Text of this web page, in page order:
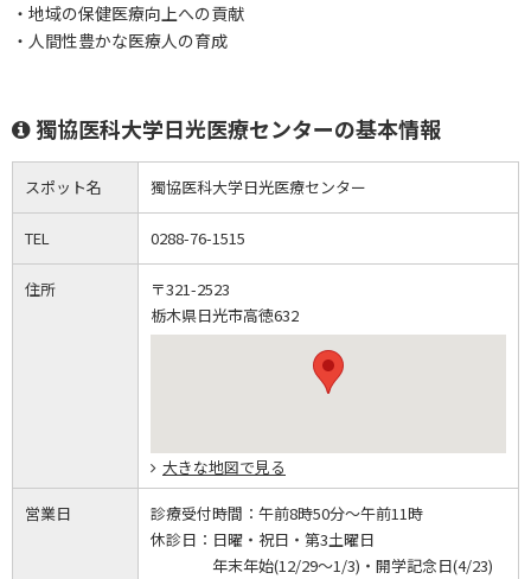
・地域の保健医療向上への貢献
・人間性豊かな医療人の育成
獨協医科大学日光医療センターの基本情報
スポット名 獨協医科大学日光医療センター
TEL 0288-76-1515
住所
〒321-2523
栃木県日光市高徳632
大きな地図で見る
営業日 診療受付時間： 午前8時50分～午前11時
休診日： 日曜・祝日・第3土曜日
年末年始(12/29～1/3)・開学記念日(4/23)